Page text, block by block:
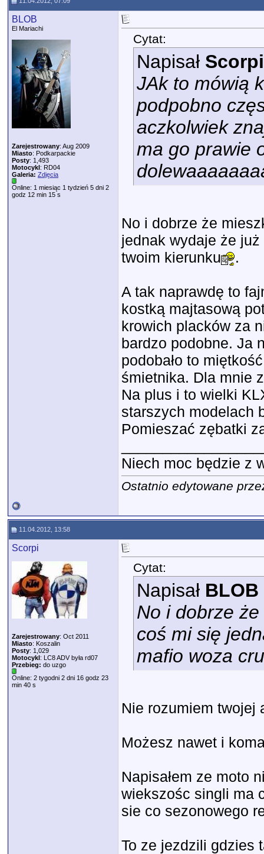
BLOB
El Mariachi
Zarejestrowany: Aug 2009
Miasto: Podkarpackie
Posty: 1,493
Motocykl: RD04
Galeria: Zdjęcia
Online: 1 miesiąc 1 tydzień 5 dni 2
godz 12 min 15 s
Cytat:
Napisał Scorpi
JAk to mówią
podpobno
aczkolwiek
ma go prawie
No i dobrze że
jednak wydaje że
twoim kierunku
.
A tak naprawdę to
kostką majtasową
krowich placków za
bardzo podobne. Ja
podobało to
śmietnika. Dla mnie
Na plus i to wielki
starszych modelach
Pomieszać zębatki
Niech moc będzie z
Ostatnio edytowane
11.04.2012, 13:58
Scorpi
Zarejestrowany: Oct 2011
Miasto: Koszalin
Posty: 1,029
Motocykl: LC8 ADV była rd07
Przebieg: do uzgo
Online: 2 tygodni 2 dni 16 godz 23
min 40 s
Cytat:
Napisał BLOB
No i dobrze
coś mi się
mafio woza
Nie rozumiem twojej
Możesz nawet i
Napisałem ze moto
wiekszośc singli ma
sie co sezonowego
To ze jezdzili gdzies